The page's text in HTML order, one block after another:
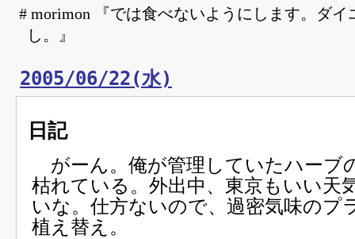
# morimon 『では食べないようにします。ダイ
し。』
2005/06/22(水)
日記
がーん。俺が管理していたハーブ
枯れている。外出中、東京もいい天
いな。仕方ないので、過密気味のプ
植え替え。